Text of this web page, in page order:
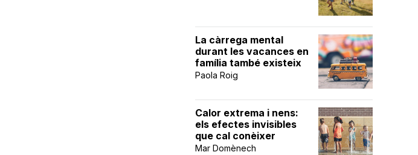
La càrrega mental
durant les vacances en
família també existeix
Paola Roig
Calor extrema i nens:
els efectes invisibles
que cal conèixer
Mar Domènech